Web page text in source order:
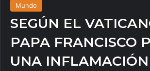
Mundo
SEGÚN EL
PAPA FRANCISCO
UNA INFLAMACIÓN